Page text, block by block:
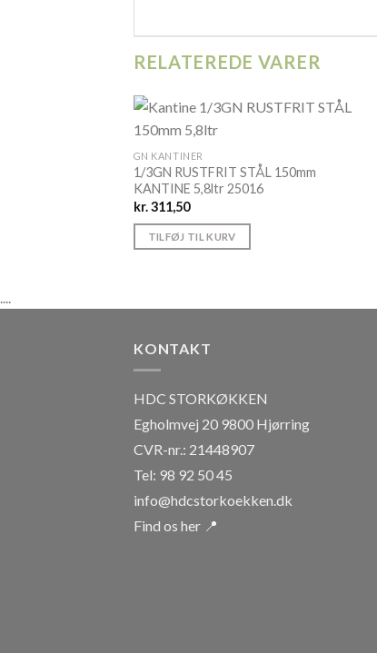
RELATEREDE VARER
GN KANTINER
1/3GN RUSTFRIT STÅL 150mm
KANTINE 5,8ltr 25016
kr.311,50
TILFØJ TIL KURV
....
KONTAKT
HDC STORKØKKEN
Egholmvej 20 9800 Hjørring
CVR-nr.: 21448907
Tel: 98 92 50 45
info@hdcstorkoekken.dk
Find os her 📍